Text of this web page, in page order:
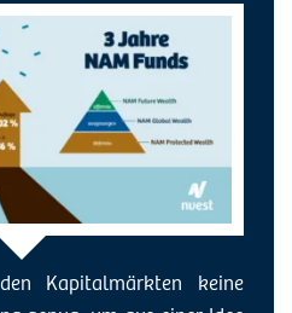
Kapitalmärkten keine